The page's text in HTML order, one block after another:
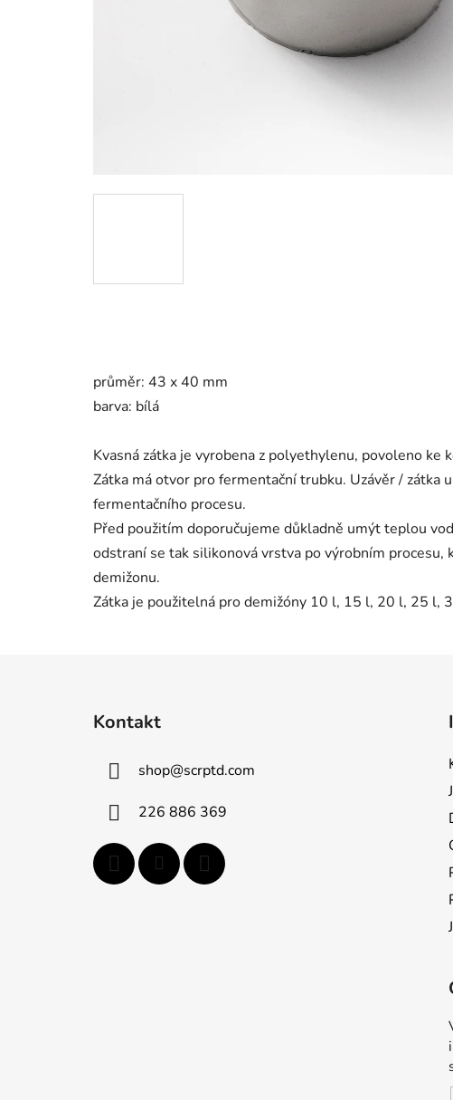
průměr: 43 x 40 mm
barva: bílá
Kvasná zátka je vyrobena z polyethylenu, povoleno ke
Zátka má otvor pro fermentační trubku. Uzávěr / zátka
fermentačního procesu.
Před použitím doporučujeme důkladně umýt teplou
odstraní se tak silikonová vrstva po výrobním
demižonu.
Zátka je použitelná pro demižóny 10 l, 15 l, 20 l, 25 l,
Kontakt
shop@scrptd.com
226 886 369